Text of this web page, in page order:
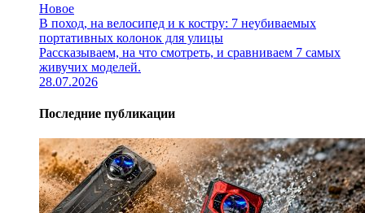
Новое
В поход, на велосипед и к костру: 7 неубиваемых
портативных колонок для улицы
Рассказываем, на что смотреть, и сравниваем 7 самых
живучих моделей.
28.07.2026
Последние публикации